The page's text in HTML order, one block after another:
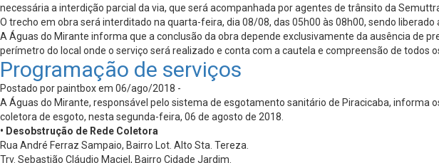
necessária a interdição parcial da via, que será acompanhada por agentes de trânsito da
O trecho em obra será interditado na quarta-feira, dia 08/08, das 05h00 às 08h00, sendo liberado
A Águas do Mirante informa que a conclusão da obra depende exclusivamente da ausência de
perímetro do local onde o serviço será realizado e conta com a cautela e compreensão de todos
Programação de serviços
Postado por paintbox em 06/ago/2018 -
A Águas do Mirante, responsável pelo sistema de esgotamento sanitário de Piracicaba, informa
coletora de esgoto, nesta segunda-feira, 06 de agosto de 2018.
• Desobstrução de Rede Coletora
Rua André Ferraz Sampaio, Bairro Lot. Alto Sta. Tereza.
Trv. Sebastião Cláudio Maciel, Bairro Cidade Jardim.